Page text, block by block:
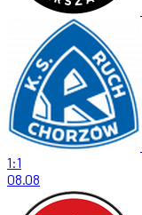
1:1
08.08